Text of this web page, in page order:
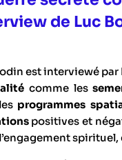
de Luc
est interviewé par
comme les
programmes
positives et
spirituel,